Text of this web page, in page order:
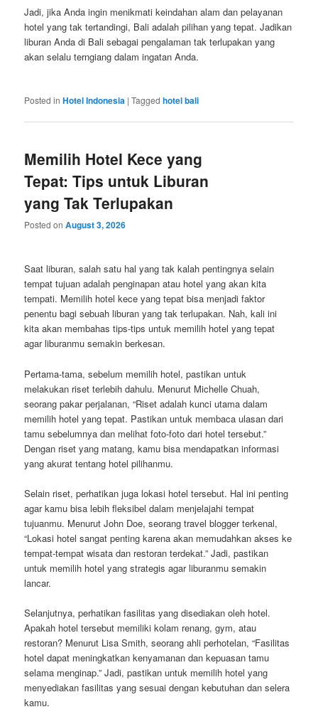
Jadi, jika Anda ingin menikmati keindahan alam dan pelayanan
hotel yang tak tertandingi, Bali adalah pilihan yang tepat. Jadikan
liburan Anda di Bali sebagai pengalaman tak terlupakan yang
akan selalu terngiang dalam ingatan Anda.
Posted in Hotel Indonesia |Tagged hotel bali
Memilih Hotel Kece yang
Tepat: Tips untuk Liburan
yang Tak Terlupakan
Posted onAugust 3, 2026
Saat liburan, salah satu hal yang tak kalah pentingnya selain
tempat tujuan adalah penginapan atau hotel yang akan kita
tempati. Memilih hotel kece yang tepat bisa menjadi faktor
penentu bagi sebuah liburan yang tak terlupakan. Nah, kali ini
kita akan membahas tips-tips untuk memilih hotel yang tepat
agar liburanmu semakin berkesan.
Pertama-tama, sebelum memilih hotel, pastikan untuk
melakukan riset terlebih dahulu. Menurut Michelle Chuah,
seorang pakar perjalanan, “Riset adalah kunci utama dalam
memilih hotel yang tepat. Pastikan untuk membaca ulasan dari
tamu sebelumnya dan melihat foto-foto dari hotel tersebut.”
Dengan riset yang matang, kamu bisa mendapatkan informasi
yang akurat tentang hotel pilihanmu.
Selain riset, perhatikan juga lokasi hotel tersebut. Hal ini penting
agar kamu bisa lebih fleksibel dalam menjelajahi tempat
tujuanmu. Menurut John Doe, seorang travel blogger terkenal,
“Lokasi hotel sangat penting karena akan memudahkan akses ke
tempat-tempat wisata dan restoran terdekat.” Jadi, pastikan
untuk memilih hotel yang strategis agar liburanmu semakin
lancar.
Selanjutnya, perhatikan fasilitas yang disediakan oleh hotel.
Apakah hotel tersebut memiliki kolam renang, gym, atau
restoran? Menurut Lisa Smith, seorang ahli perhotelan, “Fasilitas
hotel dapat meningkatkan kenyamanan dan kepuasan tamu
selama menginap.” Jadi, pastikan untuk memilih hotel yang
menyediakan fasilitas yang sesuai dengan kebutuhan dan selera
kamu.